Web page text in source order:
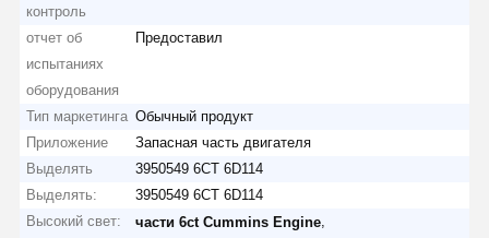
контроль
отчет об
испытаниях
оборудования
Предоставил
Тип маркетинга Обычный продукт
Приложение
Запасная часть двигателя
Выделять
3950549 6CT 6D114
Выделять:
3950549 6CT 6D114
Высокий свет:
части 6ct Cummins Engine